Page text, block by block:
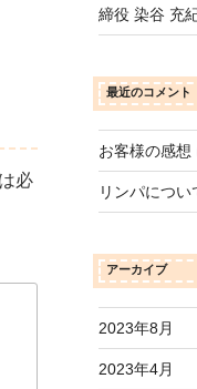
必
締役 染谷 充
最近のコメント
お客様の感想
リンパについ
アーカイブ
2023年8月
2023年4月